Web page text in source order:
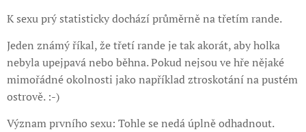
K sexu prý statisticky dochází průměrně na třetím rande.
Jeden známý říkal, že třetí rande je tak akorát, aby holka
nebyla upejpavá nebo běhna. Pokud nejsou ve hře nějaké
mimořádné okolnosti jako například ztroskotání na pustém
ostrově. :-)
Význam prvního sexu: Tohle se nedá úplně odhadnout.